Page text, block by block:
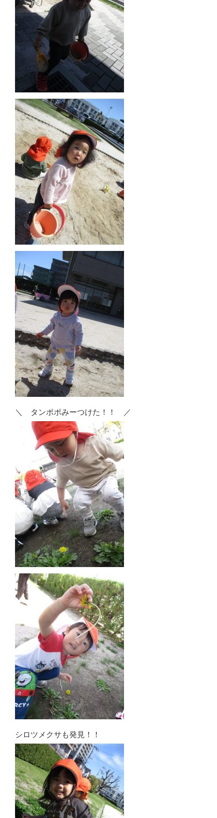
＼ タンポポみーつけた！！ ／
シロツメクサも発見！！